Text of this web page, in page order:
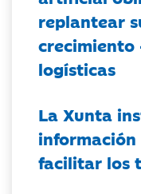
replantear
crecimiento
logísticas
La Xunta
facilitar los